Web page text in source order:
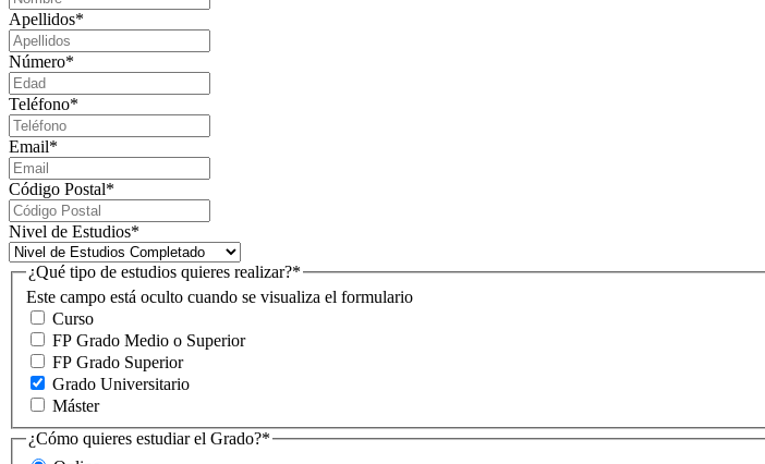
Apellidos*
Número*
Teléfono*
Email*
Código Postal*
Nivel de Estudios*
Este campo está oculto cuando se visualiza el formulario
¿Qué tipo de estudios quieres realizar?*
Curso
FP Grado Medio o Superior
FP Grado Superior
Grado Universitario
Máster
¿Cómo quieres estudiar el Grado?*